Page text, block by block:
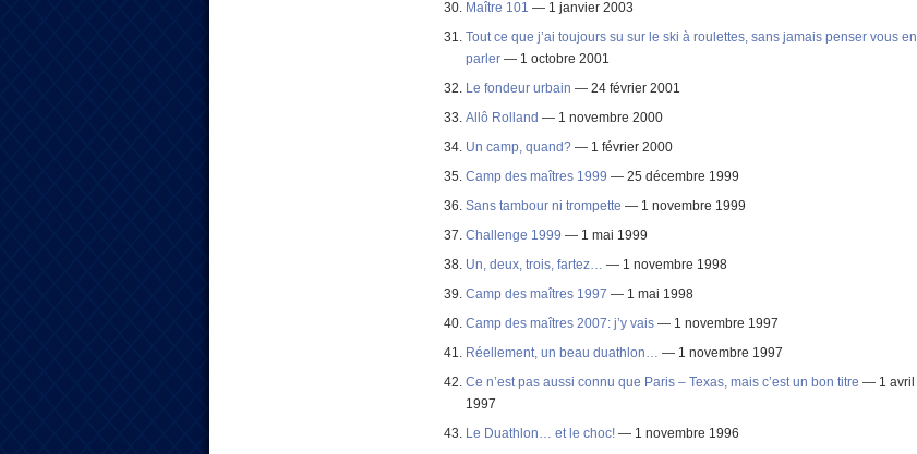
Maître 101 — 1 janvier 2003
Tout ce que j’ai toujours su sur le ski à roulettes, sans jamais penser vous en
parler — 1 octobre 2001
Le fondeur urbain — 24 février 2001
Allô Rolland — 1 novembre 2000
Un camp, quand? — 1 février 2000
Camp des maîtres 1999 — 25 décembre 1999
Sans tambour ni trompette — 1 novembre 1999
Challenge 1999 — 1 mai 1999
Un, deux, trois, fartez… — 1 novembre 1998
Camp des maîtres 1997 — 1 mai 1998
Camp des maîtres 2007: j’y vais — 1 novembre 1997
Réellement, un beau duathlon… — 1 novembre 1997
Ce n’est pas aussi connu que Paris – Texas, mais c’est un bon titre — 1 avril
1997
Le Duathlon… et le choc! — 1 novembre 1996